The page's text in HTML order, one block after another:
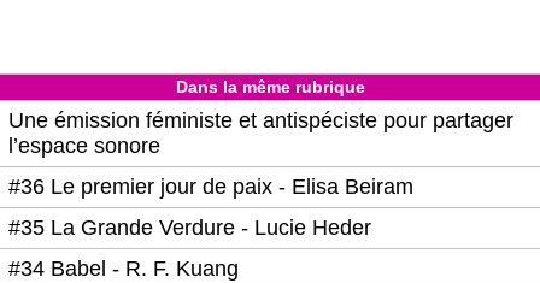
Dans la même rubrique
Une émission féministe et antispéciste pour partager
l’espace sonore
#36 Le premier jour de paix - Elisa Beiram
#35 La Grande Verdure - Lucie Heder
#34 Babel - R. F. Kuang